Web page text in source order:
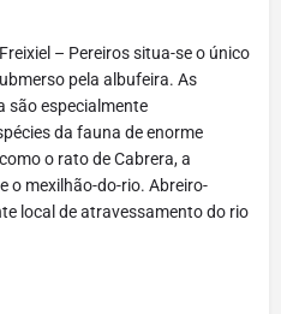
– Pereiros situa-se o único
pela albufeira. As
são especialmente
da fauna de enorme
o rato de Cabrera, a
o mexilhão-do-rio. Abreiro-
local de atravessamento do rio